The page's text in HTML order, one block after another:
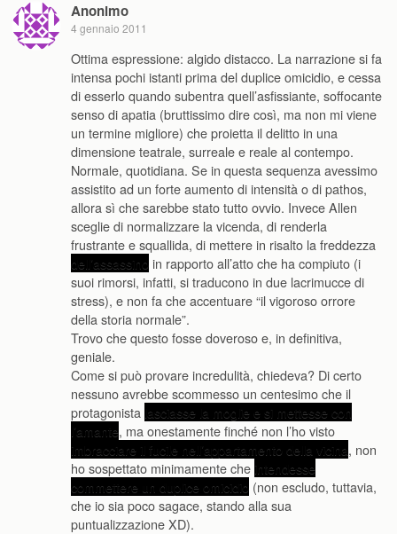
Anonimo
4 gennaio 2011
Ottima espressione: algido distacco. La narrazione si fa
intensa pochi istanti prima del duplice omicidio, e cessa
di esserlo quando subentra quell’asfissiante, soffocante
senso di apatia (bruttissimo dire così, ma non mi viene
un termine migliore) che proietta il delitto in una
dimensione teatrale, surreale e reale al contempo.
Normale, quotidiana. Se in questa sequenza avessimo
assistito ad un forte aumento di intensità o di pathos,
allora sì che sarebbe stato tutto ovvio. Invece Allen
sceglie di normalizzare la vicenda, di renderla
frustrante e squallida, di mettere in risalto la freddezza
dell’assassino in rapporto all’atto che ha compiuto (i
suoi rimorsi, infatti, si traducono in due lacrimucce di
stress), e non fa che accentuare “il vigoroso orrore
della storia normale”.
Trovo che questo fosse doveroso e, in definitiva,
geniale.
Come si può provare incredulità, chiedeva? Di certo
nessuno avrebbe scommesso un centesimo che il
protagonista lasciasse la moglie e si mettesse con
l’amante, ma onestamente finché non l’ho visto
imbracciare il fucile nell’appartamento della vicina, non
ho sospettato minimamente che intendesse
commettere un duplice omicidio (non escludo, tuttavia,
che io sia poco sagace, stando alla sua
puntualizzazione XD).